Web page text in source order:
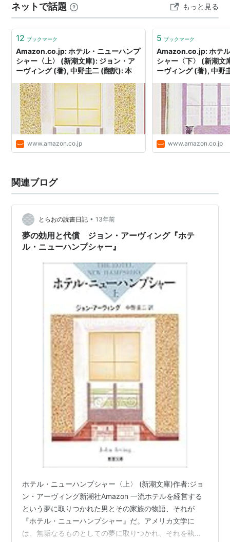
出版社/メーカー:紀伊國屋書店
発売日:2004/11/04
クリック
: 62回
この商品を含むブログ (50件) を見る
ホテル・ニューハンプシャー
[DVD]
出版社/メーカー:カルチュア・パブリッ
シャーズ
発売日:
メディア:DVD
バーが個々の困難や愛、喪失に直面しながらも、彼らの
強い絆が試される…
ネットで話題 もっと見る
12 ブックマーク
Amazon.co.jp: ホテル・ニューハンプ
シャー〈上〉 (新潮文庫): ジョン・ア
ーヴィング (著), 中野圭二 (翻訳): 本
www.amazon.co.jp
5 ブックマーク
Amazon.co.jp: ホテ
シャー〈下〉 (新潮文
ーヴィング (著), 中野
www.amazon.co.jp
関連ブログ
とらおの読書日記 • 13年前
夢の効用と代償 ジョン・アーヴィング『ホテ
ル・ニューハンプシャー』
ホテル・ニューハンプシャー〈上〉 (新潮文庫)作者:ジョ
ン・アーヴィング新潮社Amazon 一流ホテルを経営する
という夢に取りつかれた男とその家族の物語、それが
『ホテル・ニューハンプシャー』だ。アメリカ文学に
は、無垢なるものとしての夢に取りつかれ、それを執拗